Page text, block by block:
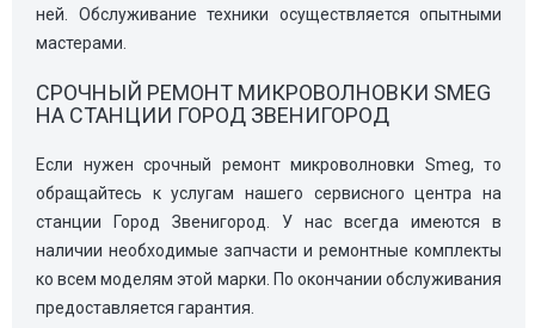
ней. Обслуживание техники осуществляется опытными
мастерами.
СРОЧНЫЙ РЕМОНТ МИКРОВОЛНОВКИ SMEG
НА СТАНЦИИ ГОРОД ЗВЕНИГОРОД
Если нужен срочный ремонт микроволновки Smeg, то
обращайтесь к услугам нашего сервисного центра на
станции Город Звенигород. У нас всегда имеются в
наличии необходимые запчасти и ремонтные комплекты
ко всем моделям этой марки. По окончании обслуживания
предоставляется гарантия.